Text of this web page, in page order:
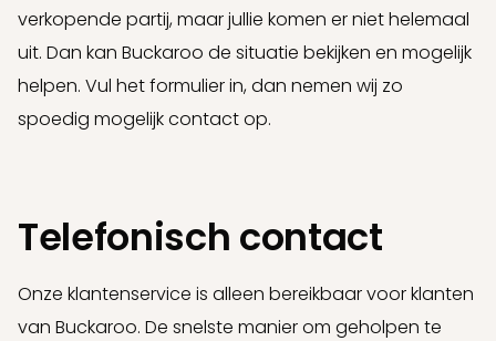
verkopende partij, maar jullie komen er niet helemaal
uit. Dan kan Buckaroo de situatie bekijken en mogelijk
helpen. Vul het formulier in, dan nemen wij zo
spoedig mogelijk contact op.
Telefonisch contact
Onze klantenservice is alleen bereikbaar voor klanten
van Buckaroo. De snelste manier om geholpen te